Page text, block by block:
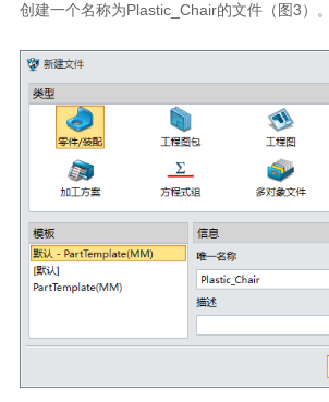
创建一个名称为Plastic_Chair的文件（图3）。